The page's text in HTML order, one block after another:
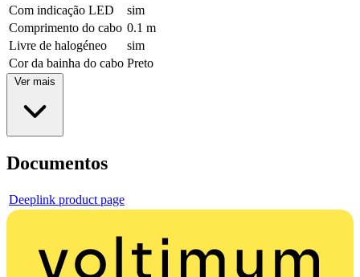
Com indicação LED
sim
Comprimento do cabo 0.1 m
Livre de halogéneo
sim
Cor da bainha do cabo Preto
Ver mais
Documentos
Deeplink product page